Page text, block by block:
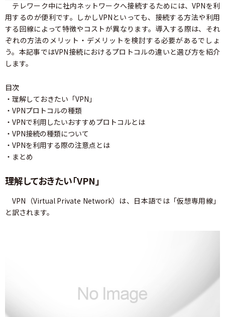
テレワーク中に社内ネットワークへ接続するためには、VPNを利
用するのが便利です。しかしVPNといっても、接続する方法や利用
する回線によって特徴やコストが異なります。導入する際は、それ
ぞれの方法のメリット・デメリットを検討する必要があるでしょ
う。本記事ではVPN接続におけるプロトコルの違いと選び方を紹介
します。
目次
・理解しておきたい「VPN」
・VPNプロトコルの種類
・VPNで利用したいおすすめプロトコルとは
・VPN接続の種類について
・VPNを利用する際の注意点とは
・まとめ
理解しておきたい「VPN」
VPN（Virtual Private Network）は、日本語では「仮想専用線」
と訳されます。